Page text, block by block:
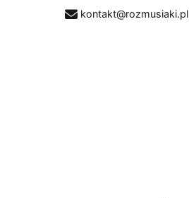
kontakt@rozmusiaki.pl